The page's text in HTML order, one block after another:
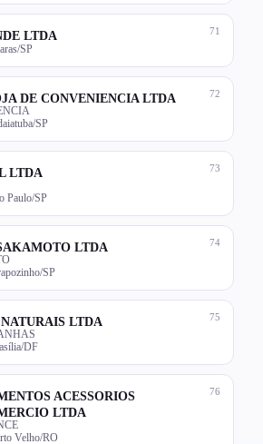
71
LTDA
SP
72
DE CONVENIENCIA LTDA
SP
73
LTDA
Paulo/SP
74
LTDA
SP
75
LTDA
DF
76
ACESSORIOS
LTDA
Velho/RO